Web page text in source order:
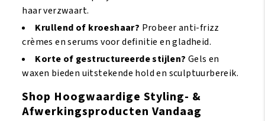
haar verzwaart.
Krullend of kroeshaar? Probeer anti-frizz
crèmes en serums voor definitie en gladheid.
Korte of gestructureerde stijlen? Gels en
waxen bieden uitstekende hold en sculptuurbereik.
Shop Hoogwaardige Styling- &
Afwerkingsproducten Vandaag